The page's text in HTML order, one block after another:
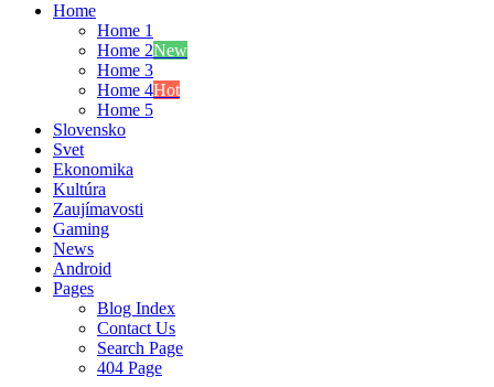
Home
Home 1
Home 2New
Home 3
Home 4Hot
Home 5
Slovensko
Svet
Ekonomika
Kultúra
Zaujímavosti
Gaming
News
Android
Pages
Blog Index
Contact Us
Search Page
404 Page